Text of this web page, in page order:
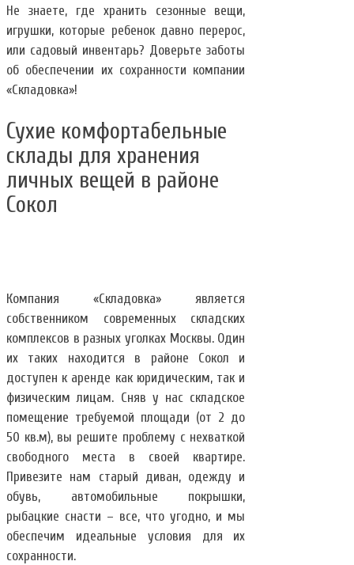
Не знаете, где хранить сезонные вещи,
игрушки, которые ребенок давно перерос,
или садовый инвентарь? Доверьте заботы
об обеспечении их сохранности компании
«Складовка»!
Сухие комфортабельные
склады для хранения
личных вещей в районе
Сокол
Компания «Складовка» является
собственником современных складских
комплексов в разных уголках Москвы. Один
их таких находится в районе Сокол и
доступен к аренде как юридическим, так и
физическим лицам. Сняв у нас складское
помещение требуемой площади (от 2 до
50 кв.м), вы решите проблему с нехваткой
свободного места в своей квартире.
Привезите нам старый диван, одежду и
обувь, автомобильные покрышки,
рыбацкие снасти – все, что угодно, и мы
обеспечим идеальные условия для их
сохранности.